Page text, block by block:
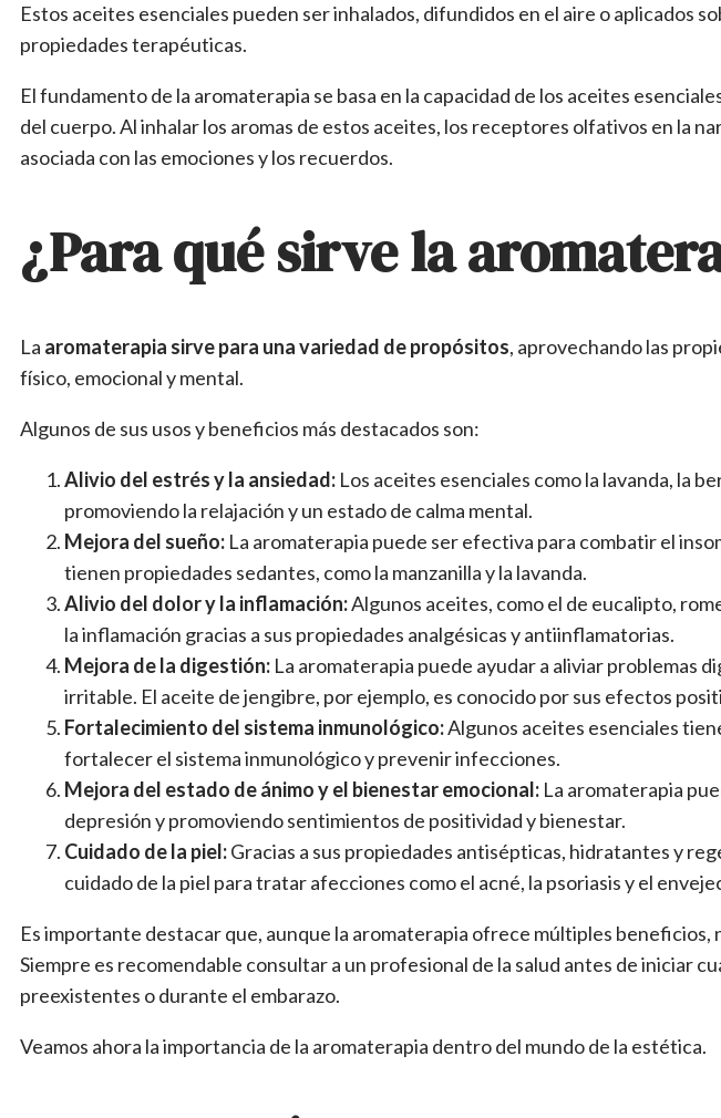
Estos aceites esenciales pueden ser inhalados, difundidos en el aire o aplicados
propiedades terapéuticas.
El fundamento de la aromaterapia se basa en la capacidad de los aceites
del cuerpo. Al inhalar los aromas de estos aceites, los receptores olfativos en la
asociada con las emociones y los recuerdos.
¿Para qué sirve la
La aromaterapia sirve para una variedad de propósitos, aprovechando las
físico, emocional y mental.
Algunos de sus usos y beneficios más destacados son:
Alivio del estrés y la ansiedad: Los aceites esenciales como la lavanda, la
promoviendo la relajación y un estado de calma mental.
Mejora del sueño: La aromaterapia puede ser efectiva para combatir el
tienen propiedades sedantes, como la manzanilla y la lavanda.
Alivio del dolor y la inflamación:Algunos aceites, como el de eucalipto,
la inflamación gracias a sus propiedades analgésicas y antiinflamatorias.
Mejora de la digestión: La aromaterapia puede ayudar a aliviar problemas
irritable. El aceite de jengibre, por ejemplo, es conocido por sus efectos
Fortalecimiento del sistema inmunológico:Algunos aceites esenciales
fortalecer el sistema inmunológico y prevenir infecciones.
Mejora del estado de ánimo y el bienestar emocional: La aromaterapia
depresión y promoviendo sentimientos de positividad y bienestar.
Cuidado de la piel:Gracias a sus propiedades antisépticas, hidratantes y
cuidado de la piel para tratar afecciones como el acné, la psoriasis y el
Es importante destacar que, aunque la aromaterapia ofrece múltiples
Siempre es recomendable consultar a un profesional de la salud antes de iniciar
preexistentes o durante el embarazo.
Veamos ahora la importancia de la aromaterapia dentro del mundo de la estética.